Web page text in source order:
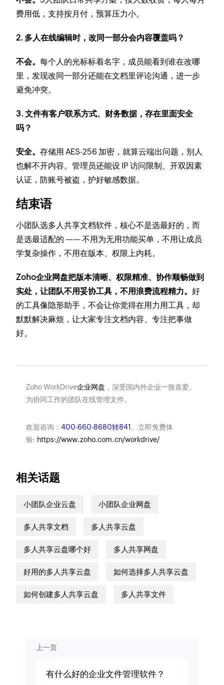
费用低，支持按月付，预算压力小。
2. 多人在线编辑时，改同一部分会内容覆盖吗？
不会。每个人的光标标着名字，成员能看到谁在改哪
里，发现改同一部分还能在文档里评论沟通，进一步
避免冲突。
3. 文件有客户联系方式、财务数据，存在里面安全
吗？
安全。存储用 AES-256 加密，就算云端出问题，别人
也解不开内容。管理员还能设 IP 访问限制、开双因素
认证，防账号被盗，护好敏感数据。
结束语
小团队选多人共享文档软件，核心不是选最好的，而
是选最适配的 —— 不用为无用功能买单，不用让成员
学复杂操作，不用在版本、权限上内耗。
Zoho企业网盘把版本清晰、权限精准、协作顺畅做到
实处，让团队不用妥协工具，不用浪费流程精力。好
的工具像隐形助手，不会让你觉得在用力用工具，却
默默解决麻烦，让大家专注文档内容、专注把事做
好。
Zoho WorkDrive企业网盘 ，深受国内外企业一致喜爱。
为协同工作的团队在线管理文件。
欢迎咨询： 400-660-8680转841 。立即免费体
验: https://www.zoho.com.cn/workdrive/
相关话题
小团队企业云盘 小团队企业网盘
多人共享文档 多人共享云盘
多人共享云盘哪个好 多人共享网盘
好用的多人共享云盘 如何选择多人共享云盘
如何创建多人共享云盘 多人共享文件
上一页
有什么好的企业文件管理软件？